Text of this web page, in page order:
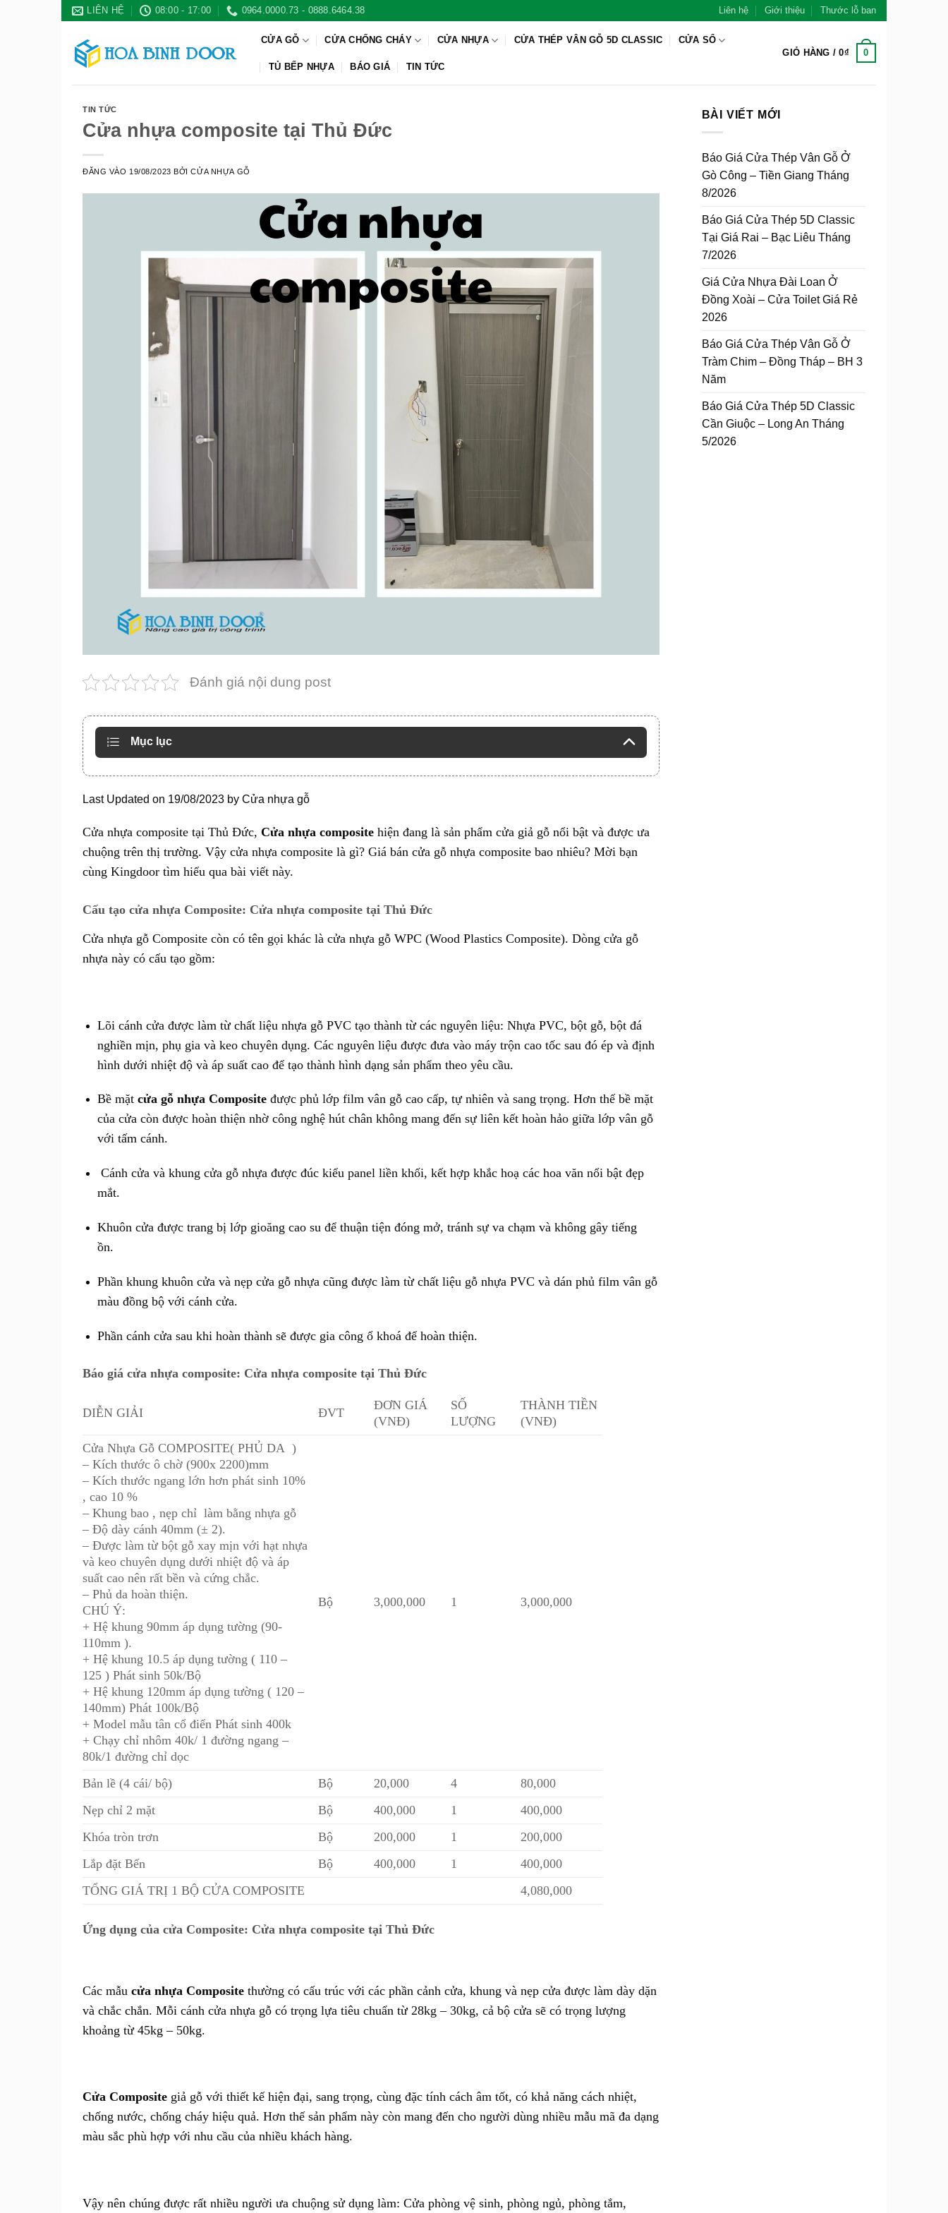
Bỏ
dung
LIÊN HỆ 08:00 - 17:00 0964.0000.73 - 0888.6464.38 Liên hệ Giới thiệu Thước lỗ ban
CỬA GỖ CỬA CHỐNG CHÁY CỬA NHỰA CỬA THÉP VÂN GỖ 5D CLASSIC CỬA SỔ
TỦ BẾP NHỰA BÁO GIÁ TIN TỨC
GIỎ HÀNG /0₫ 0
TIN TỨC
Cửa nhựa composite tại Thủ Đức
ĐĂNG VÀO 19/08/2023 BỞICỬA NHỰA GỖ
Đánh giá nội dung post
Mục lục
Last Updated on 19/08/2023 by Cửa nhựa gỗ
Cửa nhựa composite tại Thủ Đức, Cửa nhựa composite hiện đang là sản phẩm cửa giả gỗ nổi bật và được ưa
chuộng trên thị trường. Vậy cửa nhựa composite là gì? Giá bán cửa gỗ nhựa composite bao nhiêu? Mời bạn
cùng Kingdoor tìm hiểu qua bài viết này.
Cấu tạo cửa nhựa Composite: Cửa nhựa composite tại Thủ Đức
Cửa nhựa gỗ Composite còn có tên gọi khác là cửa nhựa gỗ WPC (Wood Plastics Composite). Dòng cửa gỗ
nhựa này có cấu tạo gồm:
Lõi cánh cửa được làm từ chất liệu nhựa gỗ PVC tạo thành từ các nguyên liệu: Nhựa PVC, bột gỗ, bột đá
nghiền mịn, phụ gia và keo chuyên dụng. Các nguyên liệu được đưa vào máy trộn cao tốc sau đó ép và định
hình dưới nhiệt độ và áp suất cao để tạo thành hình dạng sản phẩm theo yêu cầu.
Bề mặt cửa gỗ nhựa Compositeđược phủ lớp film vân gỗ cao cấp, tự nhiên và sang trọng. Hơn thế bề mặt
của cửa còn được hoàn thiện nhờ công nghệ hút chân không mang đến sự liên kết hoàn hảo giữa lớp vân gỗ
với tấm cánh.
Cánh cửa và khung cửa gỗ nhựa được đúc kiểu panel liền khối, kết hợp khắc hoạ các hoa văn nổi bật đẹp
mắt.
Khuôn cửa được trang bị lớp gioăng cao su để thuận tiện đóng mở, tránh sự va chạm và không gây tiếng
ồn.
Phần khung khuôn cửa và nẹp cửa gỗ nhựa cũng được làm từ chất liệu gỗ nhựa PVC và dán phủ film vân gỗ
màu đồng bộ với cánh cửa.
Phần cánh cửa sau khi hoàn thành sẽ được gia công ổ khoá để hoàn thiện.
Báo giá cửa nhựa composite: Cửa nhựa composite tại Thủ Đức
DIỄN GIẢI ĐVT
ĐƠN GIÁ
(VNĐ)
SỐ
LƯỢNG
THÀNH TIỀN
(VNĐ)
Cửa Nhựa Gỗ COMPOSITE( PHỦ DA )
– Kích thước ô chờ (900x 2200)mm
– Kích thước ngang lớn hơn phát sinh 10%
, cao 10 %
– Khung bao , nẹp chỉ làm bằng nhựa gỗ
– Độ dày cánh 40mm (± 2).
– Được làm từ bột gỗ xay mịn với hạt nhựa
và keo chuyên dụng dưới nhiệt độ và áp
suất cao nên rất bền và cứng chắc.
– Phủ da hoàn thiện.
CHÚ Ý:
+ Hệ khung 90mm áp dụng tường (90-
110mm ).
+ Hệ khung 10.5 áp dụng tường ( 110 –
125 ) Phát sinh 50k/Bộ
+ Hệ khung 120mm áp dụng tường ( 120 –
140mm) Phát 100k/Bộ
+ Model mẫu tân cổ điển Phát sinh 400k
+ Chạy chỉ nhôm 40k/ 1 đường ngang –
80k/1 đường chỉ dọc
Bộ 3,000,000 1 3,000,000
Bản lề (4 cái/ bộ) Bộ 20,000 4
80,000
Nẹp chỉ 2 mặt
Bộ 400,000 1
400,000
Khóa tròn trơn
Bộ 200,000 1
200,000
Lắp đặt Bến
Bộ 400,000 1
400,000
TỔNG GIÁ TRỊ 1 BỘ CỬA COMPOSITE
4,080,000
Ứng dụng của cửa Composite: Cửa nhựa composite tại Thủ Đức
Các mẫu cửa nhựa Composite thường có cấu trúc với các phần cảnh cửa, khung và nẹp cửa được làm dày dặn
và chắc chắn. Mỗi cánh cửa nhựa gỗ có trọng lựa tiêu chuẩn từ 28kg – 30kg, cả bộ cửa sẽ có trọng lượng
khoảng từ 45kg – 50kg.
Cửa Composite giả gỗ với thiết kế hiện đại, sang trọng, cùng đặc tính cách âm tốt, có khả năng cách nhiệt,
chống nước, chống cháy hiệu quả. Hơn thế sản phẩm này còn mang đến cho người dùng nhiều mẫu mã đa dạng
màu sắc phù hợp với nhu cầu của nhiều khách hàng.
Vậy nên chúng được rất nhiều người ưa chuộng sử dụng làm: Cửa phòng vệ sinh, phòng ngủ, phòng tắm,
BÀI VIẾT MỚI
Báo Giá Cửa Thép Vân Gỗ Ở
Gò Công – Tiền Giang Tháng
8/2026
Báo Giá Cửa Thép 5D Classic
Tại Giá Rai – Bạc Liêu Tháng
7/2026
Giá Cửa Nhựa Đài Loan Ở
Đồng Xoài – Cửa Toilet Giá Rẻ
2026
Báo Giá Cửa Thép Vân Gỗ Ở
Tràm Chim – Đồng Tháp – BH 3
Năm
Báo Giá Cửa Thép 5D Classic
Cần Giuộc – Long An Tháng
5/2026